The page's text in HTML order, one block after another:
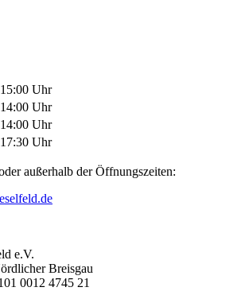
Uhr
Uhr
Uhr
Uhr
außerhalb der Öffnungszeiten:
e.V.
Breisgau
0012 4745 21